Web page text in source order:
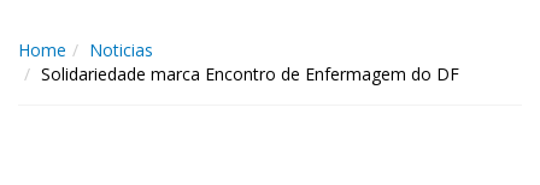
Home
Noticias
Solidariedade marca Encontro de Enfermagem do DF